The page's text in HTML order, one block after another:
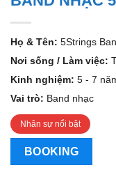
Họ & Tên: 5Strings
Nơi sống / Làm việc:
Kinh nghiệm: 5 - 7
Vai trò: Band nhạc
Nhân sự nổi bật
BOOKING